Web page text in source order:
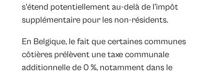
s'étend potentiellement au-delà de l'impôt
supplémentaire pour les non-résidents.
En Belgique, le fait que certaines communes
côtières prélèvent une taxe communale
additionnelle de 0 %, notamment dans le